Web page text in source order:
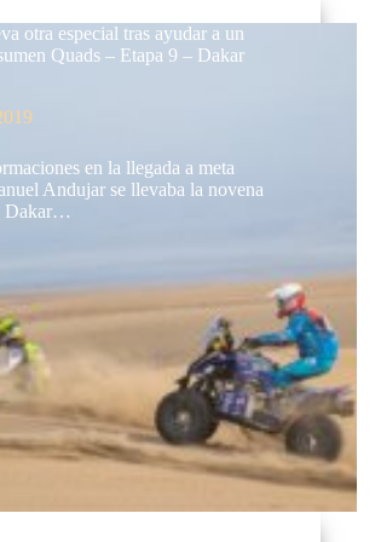
otra especial tras ayudar a un
Quads – Etapa 9 – Dakar
en la llegada a meta
Andujar se llevaba la novena
Dakar…